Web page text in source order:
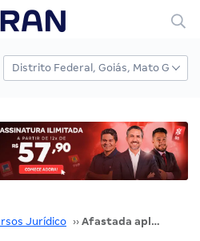
Jurídico ›› Afastada aplicação de regime inicial fechado fixado fora dos parâmetros legais